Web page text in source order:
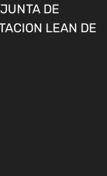
DE
LEAN DE